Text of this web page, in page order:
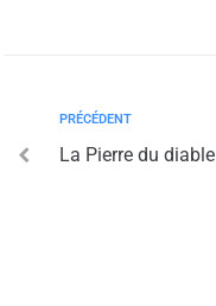
PRÉCÉDENT
La Pierre du diable